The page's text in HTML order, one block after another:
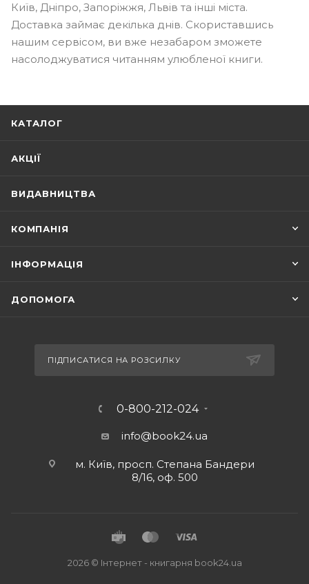
Київ, Дніпро, Запоріжжя, Львів та інші міста.
Доставка займає декілька днів. Скориставшись
нашим сервісом, ви вже незабаром зможете
насолоджуватися читанням улюбленої книги.
КАТАЛОГ
АКЦІЇ
ВИДАВНИЦТВА
КОМПАНІЯ
ІНФОРМАЦІЯ
ДОПОМОГА
ПІДПИСАТИСЯ НА РОЗСИЛКУ
0-800-212-024
info@book24.ua
м. Київ, просп. Степана Бандери
8/16, оф. 500
2026 © Iнтернет - книгарня book24.ua